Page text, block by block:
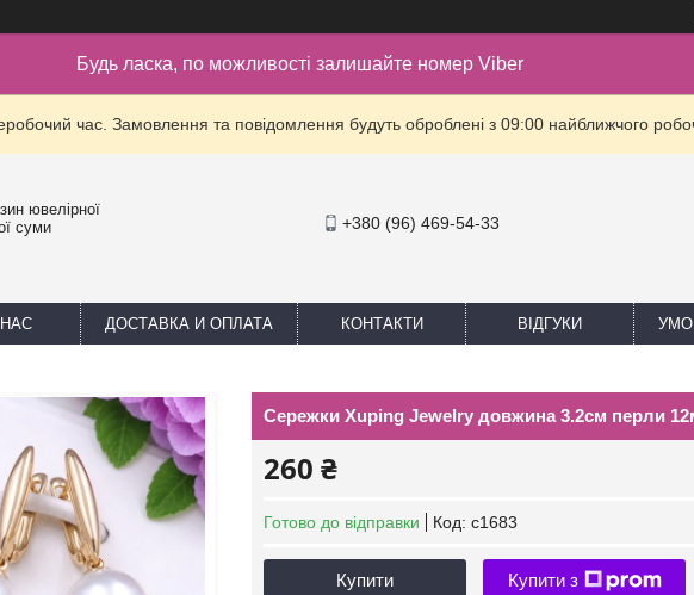
Будь ласка, по можливості залишайте номер Viber
час. Замовлення та повідомлення будуть оброблені з 09:00 найближчого
ювелірної
суми
+380 (96) 469-54-33
ДОСТАВКА И ОПЛАТА КОНТАКТИ ВІДГУКИ
Сережки Xuping Jewelry довжина 3.2см перли
260 ₴
Готово до відправки Код: с1683
Купити Купити з